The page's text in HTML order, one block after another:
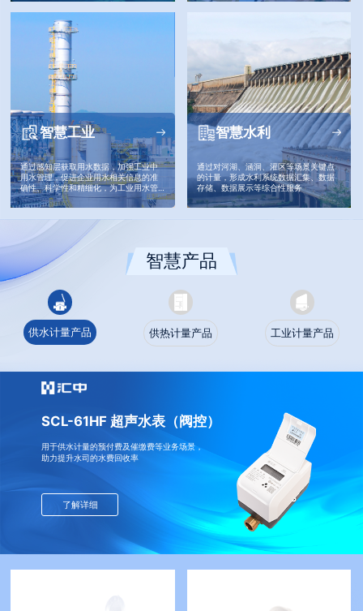
智慧工业
通过感知层获取用水数据，加强工业中
用水管理，促进企业用水相关信息的准
确性、科学性和精细化，为工业用水管
理制度考核提供手段和依据
智慧水利
通过对河湖、涵洞、灌区等场景关键点
的计量，形成水利系统数据汇集、数据
存储、数据展示等综合性服务
智慧产品
供水计量产品 供热计量产品 工业计量产品
SCL-61HF 超声水表（阀控）
用于供水计量的预付费及催缴费等业务场景，
助力提升水司的水费回收率
了解详细